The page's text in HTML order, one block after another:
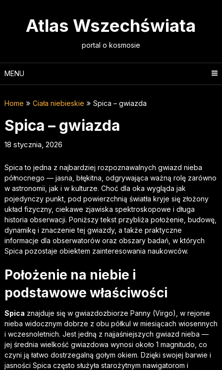
Atlas Wszechświata
portal o kosmosie
MENU
Home Ciała niebieskie Spica – gwiazda
Spica – gwiazda
18 stycznia, 2026
Spica to jedna z najbardziej rozpoznawalnych gwiazd nieba
północnego — jasna, błękitna, odgrywająca ważną rolę zarówno
w astronomii, jak i w kulturze. Choć dla oka wygląda jak
pojedynczy punkt, pod powierzchnią światła kryje się złożony
układ fizyczny, ciekawe zjawiska spektroskopowe i długa
historia obserwacji. Poniższy tekst przybliża położenie, budowę,
dynamikę i znaczenie tej gwiazdy, a także praktyczne
informacje dla obserwatorów oraz obszary badań, w których
Spica pozostaje obiektem zainteresowania naukowców.
Położenie na niebie i
podstawowe właściwości
Spica znajduje się w gwiazdozbiorze Panny (Virgo), w rejonie
nieba widocznym dobrze z obu półkul w miesiącach wiosennych
i wczesnoletnich. Jest jedną z najjaśniejszych gwiazd nieba —
jej średnia wielkość gwiazdowa wynosi około 1 magnitudo, co
czyni ją łatwo dostrzegalną gołym okiem. Dzięki swojej barwie i
jasności Spica często służyła starożytnym nawigatorom i